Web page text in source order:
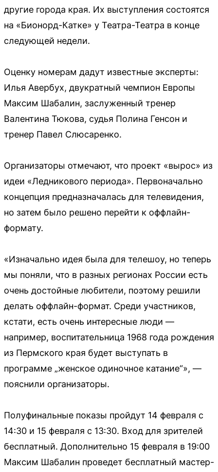
другие города края. Их выступления состоятся
на «Бионорд-Катке» у Театра-Театра в конце
следующей недели.
Оценку номерам дадут известные эксперты:
Илья Авербух, двукратный чемпион Европы
Максим Шабалин, заслуженный тренер
Валентина Тюкова, судья Полина Генсон и
тренер Павел Слюсаренко.
Организаторы отмечают, что проект «вырос» из
идеи «Ледникового периода». Первоначально
концепция предназначалась для телевидения,
но затем было решено перейти к оффлайн-
формату.
«Изначально идея была для телешоу, но теперь
мы поняли, что в разных регионах России есть
очень достойные любители, поэтому решили
делать оффлайн-формат. Среди участников,
кстати, есть очень интересные люди —
например, воспитательница 1968 года рождения
из Пермского края будет выступать в
программе „женское одиночное катание“», —
пояснили организаторы.
Полуфинальные показы пройдут 14 февраля с
14:30 и 15 февраля с 13:30. Вход для зрителей
бесплатный. Дополнительно 15 февраля в 19:00
Максим Шабалин проведет бесплатный мастер-